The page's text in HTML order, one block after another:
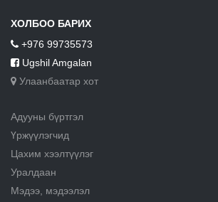
ХОЛБОО БАРИХ
+976 99735573
Ugshil Amgalan
Улаанбаатар хот
Адууны бүртгэл
Үржүүлэгчид
Цахим хээлтүүлэг
Уралдаан
Мэдээ, мэдээлэл